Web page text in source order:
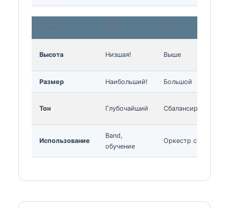
Строй BBb CC
Высота Низшая! Выше
Размер Наибольший! Большой
Тон Глубочайший Сбалансирован.
Использование
Band,
обучение
Оркестр стд